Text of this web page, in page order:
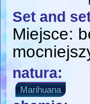
Set and
Miejsce:
natura:
Marihuana